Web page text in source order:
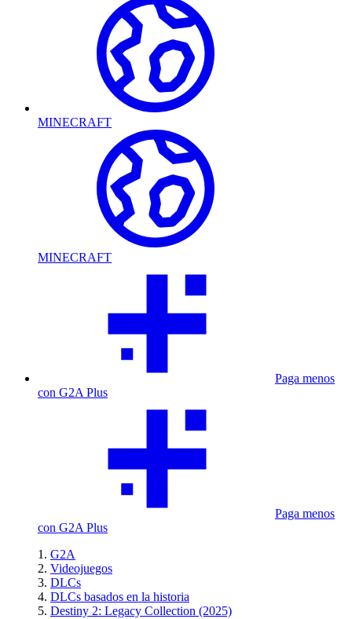
MINECRAFT
MINECRAFT
Paga menos
con G2A Plus
Paga menos
con G2A Plus
G2A
Videojuegos
DLCs
DLCs basados en la historia
Destiny 2: Legacy Collection (2025)